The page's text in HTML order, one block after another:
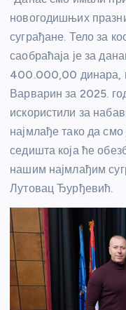
новогодишњих
суграђане. Тело за
саобраћаја је за
400.000,00 динара,
Варварин за 2025.
искористили за
најмлађе тако да
седишта која ће
нашим најмлађим
Лутовац Ђурђевић.